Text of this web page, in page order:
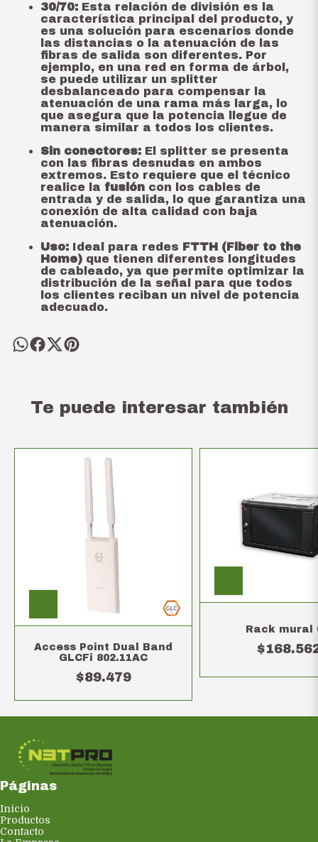
30/70:Esta relación de división es la
característica principal del producto, y
es una solución para escenarios donde
las distancias o la atenuación de las
fibras de salida son diferentes. Por
ejemplo, en una red en forma de árbol,
se puede utilizar un splitter
desbalanceado para compensar la
atenuación de una rama más larga, lo
que asegura que la potencia llegue de
manera similar a todos los clientes.
Sin conectores:El splitter se presenta
con las fibras desnudas en ambos
extremos. Esto requiere que el técnico
realice la fusióncon los cables de
entrada y de salida, lo que garantiza una
conexión de alta calidad con baja
atenuación.
Uso:Ideal para redes FTTH (Fiber to the
Home)que tienen diferentes longitudes
de cableado, ya que permite optimizar la
distribución de la señal para que todos
los clientes reciban un nivel de potencia
adecuado.
Te puede interesar también
Access Point Dual Band
GLCFi 802.11AC
$89.479
Rack mural
Páginas
Inicio
Productos
Contacto